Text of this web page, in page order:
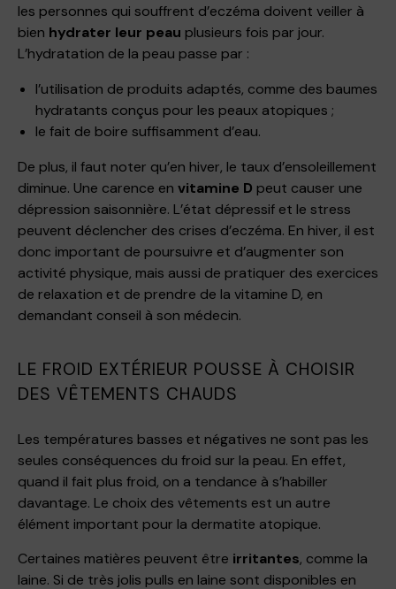
les personnes qui souffrent d’eczéma doivent veiller à
bien hydrater leur peau plusieurs fois par jour.
L’hydratation de la peau passe par :
l’utilisation de produits adaptés, comme des baumes
hydratants conçus pour les peaux atopiques ;
le fait de boire suffisamment d’eau.
De plus, il faut noter qu’en hiver, le taux d’ensoleillement
diminue. Une carence en vitamine D peut causer une
dépression saisonnière. L’état dépressif et le stress
peuvent déclencher des crises d’eczéma. En hiver, il est
donc important de poursuivre et d’augmenter son
activité physique, mais aussi de pratiquer des exercices
de relaxation et de prendre de la vitamine D, en
demandant conseil à son médecin.
LE FROID EXTÉRIEUR POUSSE À CHOISIR
DES VÊTEMENTS CHAUDS
Les températures basses et négatives ne sont pas les
seules conséquences du froid sur la peau. En effet,
quand il fait plus froid, on a tendance à s’habiller
davantage. Le choix des vêtements est un autre
élément important pour la dermatite atopique.
Certaines matières peuvent être irritantes, comme la
laine. Si de très jolis pulls en laine sont disponibles en